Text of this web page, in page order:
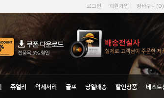
로그인 회원가입 장바구니(0)
쥬얼리 악세서리 골프 당일배송 할인상품 베스트